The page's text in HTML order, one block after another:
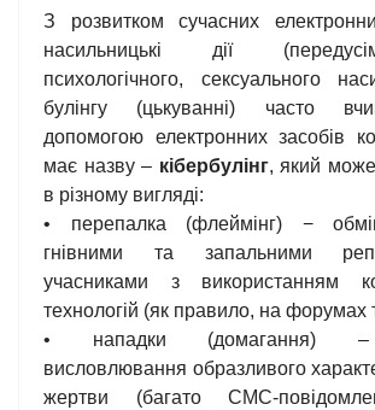
З розвитком сучасних
насильницькі дії
психологічного, сексуального
булінгу (цькуванні) часто
допомогою електронних засобів
має назву – кібербулінг, який
в різному вигляді:
• перепалка (флеймінг) −
гнівними та запальними
учасниками з використанням
технологій (як правило, на форумах
• нападки (домагання) –
висловлювання образливого
жертви (багато СМС-